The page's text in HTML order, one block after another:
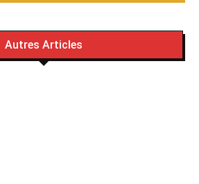
Autres Articles